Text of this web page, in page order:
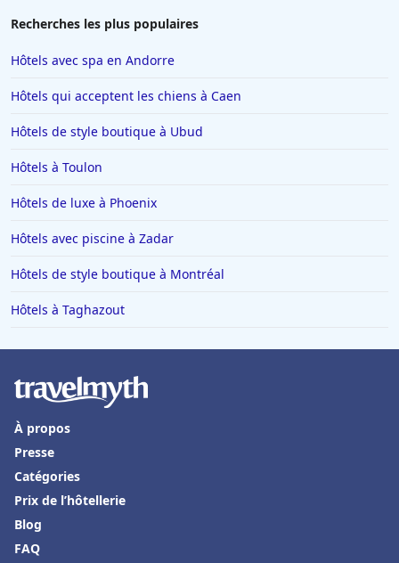
Recherches les plus populaires
Hôtels avec spa en Andorre
Hôtels qui acceptent les chiens à Caen
Hôtels de style boutique à Ubud
Hôtels à Toulon
Hôtels de luxe à Phoenix
Hôtels avec piscine à Zadar
Hôtels de style boutique à Montréal
Hôtels à Taghazout
À propos
Presse
Catégories
Prix de l’hôtellerie
Blog
FAQ